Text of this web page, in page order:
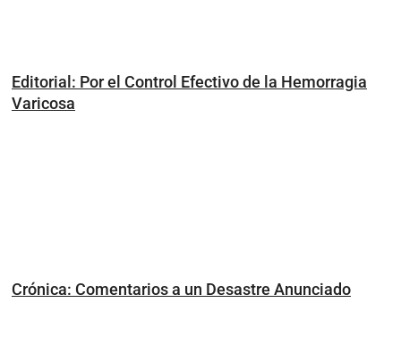
Editorial: Por el Control Efectivo de la Hemorragia
Varicosa
Crónica: Comentarios a un Desastre Anunciado